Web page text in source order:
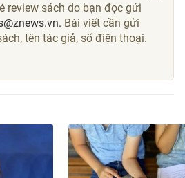
review sách do bạn đọc gửi
Bài viết cần gửi
tên tác giả, số điện thoại.